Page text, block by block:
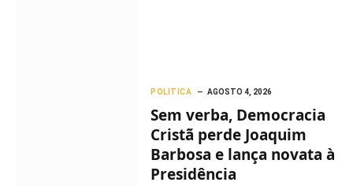
POLITICA AGOSTO 4, 2026
Sem verba, Democracia
Cristã perde Joaquim
Barbosa e lança novata à
Presidência